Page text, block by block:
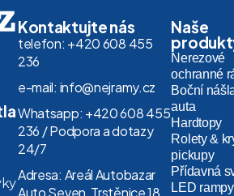
Kontaktujte nás
telefon: +420 608 455
236
e-mail: info@nejramy.cz
Whatsapp: +420 608 455
236 / Podpora a dotazy
24/7
Adresa: Areál Autobazar
Auto Seven, Trstěnice 18,
Naše
Nerezové
ochranné
Boční
auta
Hardtopy
Rolety &
pickupy
Přídavná
LED rampy